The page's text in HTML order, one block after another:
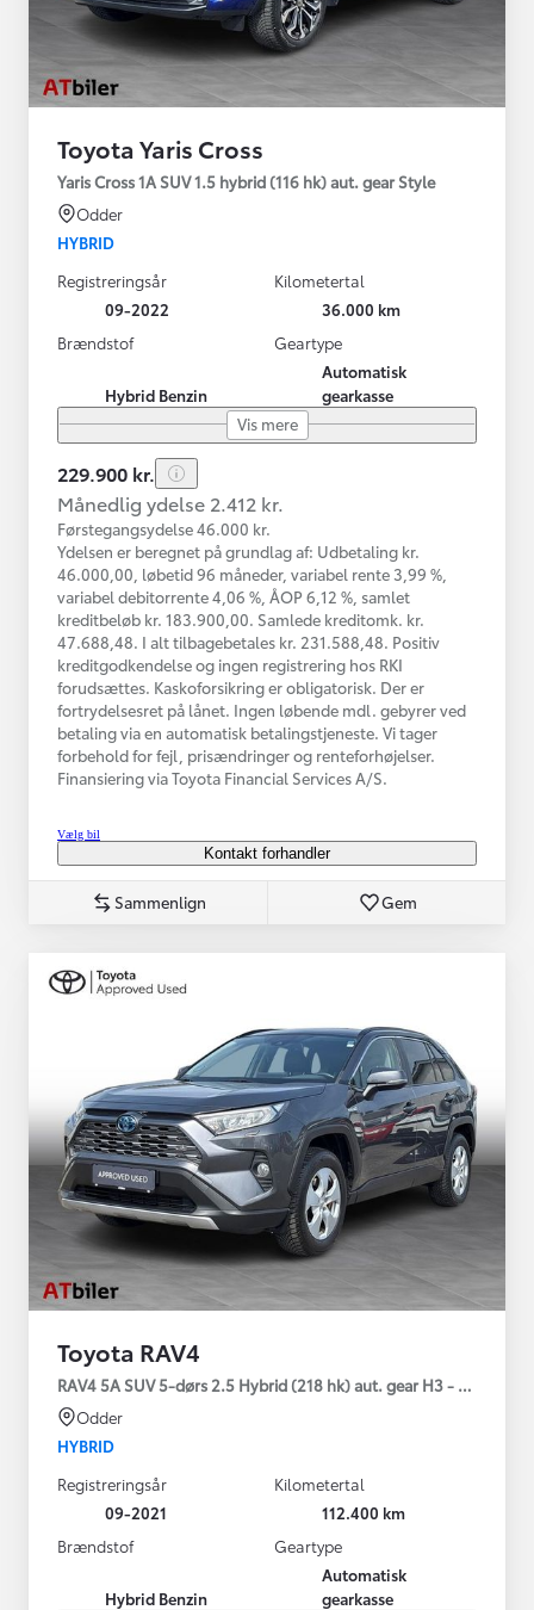
Toyota Yaris Cross
Yaris Cross 1A SUV 1.5 hybrid (116 hk) aut. gear Style
Odder
HYBRID
Registreringsår
09-2022
Kilometertal
36.000 km
Brændstof
Hybrid Benzin
Geartype
Automatisk
gearkasse
Vis mere
229.900 kr.
Månedlig ydelse 2.412 kr.
Førstegangsydelse 46.000 kr.
Ydelsen er beregnet på grundlag af: Udbetaling kr.
46.000,00, løbetid 96 måneder, variabel rente 3,99 %,
variabel debitorrente 4,06 %, ÅOP 6,12 %, samlet
kreditbeløb kr. 183.900,00. Samlede kreditomk. kr.
47.688,48. I alt tilbagebetales kr. 231.588,48. Positiv
kreditgodkendelse og ingen registrering hos RKI
forudsættes. Kaskoforsikring er obligatorisk. Der er
fortrydelsesret på lånet. Ingen løbende mdl. gebyrer ved
betaling via en automatisk betalingstjeneste. Vi tager
forbehold for fejl, prisændringer og renteforhøjelser.
Finansiering via Toyota Financial Services A/S.
Vælg bil
Kontakt forhandler
Sammenlign Gem
Toyota RAV4
RAV4 5A SUV 5-dørs 2.5 Hybrid (218 hk) aut. gear H3 - Comfort
Odder
HYBRID
Registreringsår
09-2021
Kilometertal
112.400 km
Brændstof
Hybrid Benzin
Geartype
Automatisk
gearkasse